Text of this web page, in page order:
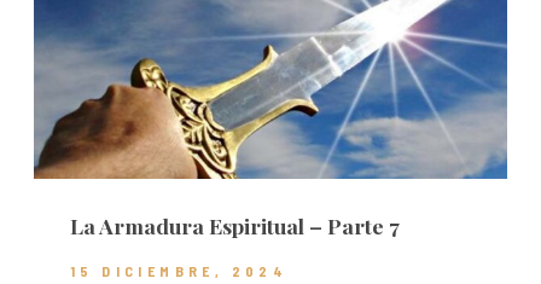
La Armadura Espiritual – Parte 7
15 DICIEMBRE, 2024